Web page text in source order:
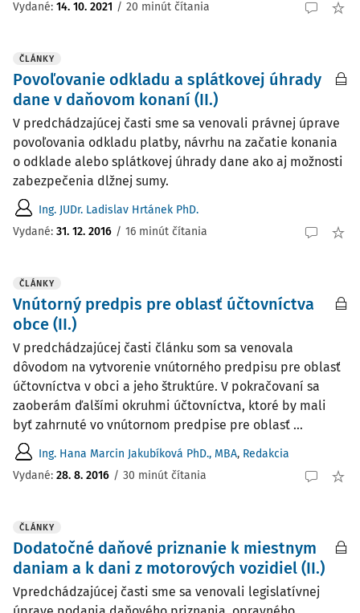
Vydané: 14. 10. 2021 / 20 minút čítania
ČLÁNKY
Povoľovanie odkladu a splátkovej úhrady
dane v daňovom konaní (II.)
V predchádzajúcej časti sme sa venovali právnej úprave
povoľovania odkladu platby, návrhu na začatie konania
o odklade alebo splátkovej úhrady dane ako aj možnosti
zabezpečenia dlžnej sumy.
Ing. JUDr. Ladislav Hrtánek PhD.
Vydané: 31. 12. 2016 / 16 minút čítania
ČLÁNKY
Vnútorný predpis pre oblasť účtovníctva
obce (II.)
V predchádzajúcej časti článku som sa venovala
dôvodom na vytvorenie vnútorného predpisu pre oblasť
účtovníctva v obci a jeho štruktúre. V pokračovaní sa
zaoberám ďalšími okruhmi účtovníctva, ktoré by mali
byť zahrnuté vo vnútornom predpise pre oblasť ...
Ing. Hana Marcin Jakubíková PhD., MBA, Redakcia
Vydané: 28. 8. 2016 / 30 minút čítania
ČLÁNKY
Dodatočné daňové priznanie k miestnym
daniam a k dani z motorových vozidiel (II.)
Vpredchádzajúcej časti sme sa venovali legislatívnej